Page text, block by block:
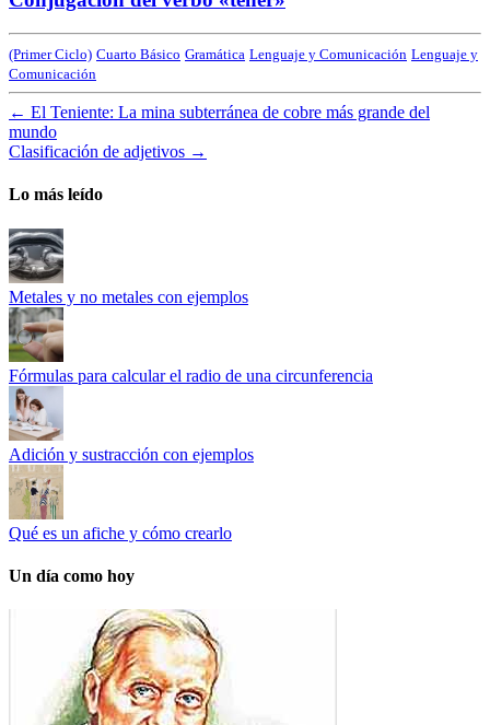
(Primer Ciclo) Cuarto Básico Gramática Lenguaje y Comunicación Lenguaje y
Comunicación
← El Teniente: La mina subterránea de cobre más grande del
mundo
Clasificación de adjetivos →
Lo más leído
Metales y no metales con ejemplos
Fórmulas para calcular el radio de una circunferencia
Adición y sustracción con ejemplos
Qué es un afiche y cómo crearlo
Un día como hoy